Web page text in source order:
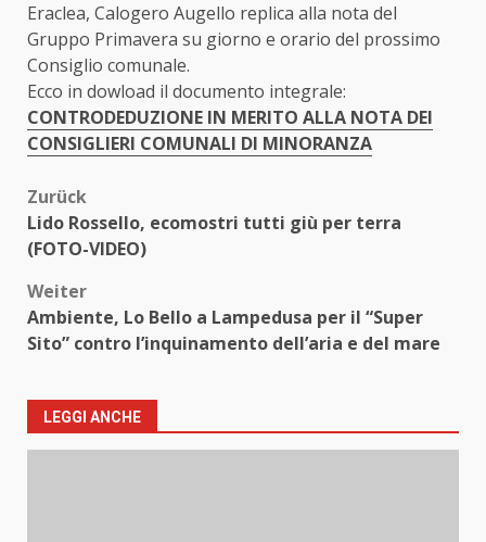
Eraclea, Calogero Augello replica alla nota del
Gruppo Primavera su giorno e orario del prossimo
Consiglio comunale.
Ecco in dowload il documento integrale:
CONTRODEDUZIONE IN MERITO ALLA NOTA DEI
CONSIGLIERI COMUNALI DI MINORANZA
Beitragsnavigation
Zurück
Lido Rossello, ecomostri tutti giù per terra
(FOTO-VIDEO)
Weiter
Ambiente, Lo Bello a Lampedusa per il “Super
Sito” contro l’inquinamento dell’aria e del mare
LEGGI ANCHE